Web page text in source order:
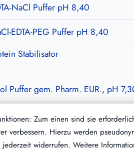
NaCl Puffer pH 8,40
EDTA-PEG Puffer pH 8,40
Stabilisator
Puffer gem. Pharm. EUR., pH
(0.025 M) mit
Zum einen sind sie
Hierzu werden
widerrufen. Weitere